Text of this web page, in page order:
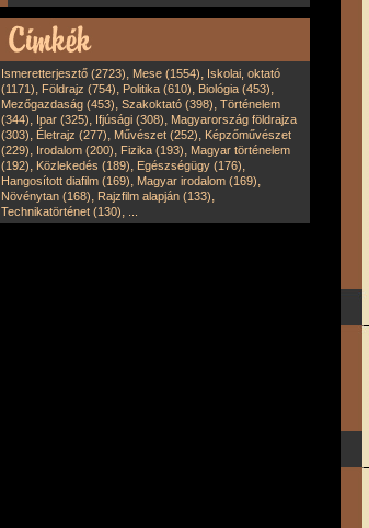
Ismeretterjesztő (2723), Mese (1554), Iskolai, oktató
(1171), Földrajz (754), Politika (610), Biológia (453),
Mezőgazdaság (453), Szakoktató (398), Történelem
(344), Ipar (325), Ifjúsági (308), Magyarország földrajza
(303), Életrajz (277), Művészet (252), Képzőművészet
(229), Irodalom (200), Fizika (193), Magyar történelem
(192), Közlekedés (189), Egészségügy (176),
Hangosított diafilm (169), Magyar irodalom (169),
Növénytan (168), Rajzfilm alapján (133),
Technikatörténet (130),